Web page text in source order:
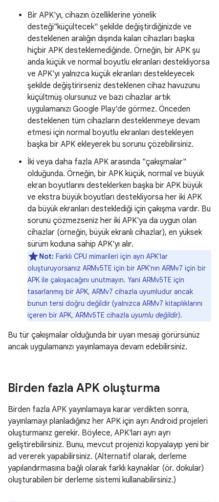
Bir APK'yı, cihazın özelliklerine yönelik
desteği"küçültecek" şekilde değiştirdiğinizde ve
desteklenen aralığın dışında kalan cihazları başka
hiçbir APK desteklemediğinde. Örneğin, bir APK şu
anda küçük ve normal boyutlu ekranları destekliyorsa
ve APK'yı yalnızca küçük ekranları destekleyecek
şekilde değiştirirseniz desteklenen cihaz havuzunu
küçültmüş olursunuz ve bazı cihazlar artık
uygulamanızı Google Play'de görmez. Önceden
desteklenen tüm cihazların desteklenmeye devam
etmesi için normal boyutlu ekranları destekleyen
başka bir APK ekleyerek bu sorunu çözebilirsiniz.
İki veya daha fazla APK arasında "çakışmalar"
olduğunda. Örneğin, bir APK küçük, normal ve büyük
ekran boyutlarını desteklerken başka bir APK büyük
ve ekstra büyük boyutları destekliyorsa her iki APK
da büyük ekranları desteklediği için çakışma vardır. Bu
sorunu çözmezseniz her iki APK'ya da uygun olan
cihazlar (örneğin, büyük ekranlı cihazlar), en yüksek
sürüm koduna sahip APK'yı alır.
Not: Farklı CPU mimarileri için ayrı APK'lar
oluşturuyorsanız ARMv5TE için bir APK'nın ARMv7 için bir
APK ile çakışacağını unutmayın. Yani ARMv5TE için
tasarlanmış bir APK, ARMv7 cihazla uyumludur ancak
bunun tersi doğru değildir (yalnızca ARMv7 kitaplıklarını
içeren bir APK, ARMv5TE cihazla uyumlu değildir).
Bu tür çakışmalar olduğunda bir uyarı mesajı görürsünüz
ancak uygulamanızı yayınlamaya devam edebilirsiniz.
Birden fazla APK oluşturma
Birden fazla APK yayınlamaya karar verdikten sonra,
yayınlamayı planladığınız her APK için ayrı Android projeleri
oluşturmanız gerekir. Böylece, APK'ları ayrı ayrı
geliştirebilirsiniz. Bunu, mevcut projenizi kopyalayıp yeni bir
ad vererek yapabilirsiniz. (Alternatif olarak, derleme
yapılandırmasına bağlı olarak farklı kaynaklar (ör. dokular)
oluşturabilen bir derleme sistemi kullanabilirsiniz.)